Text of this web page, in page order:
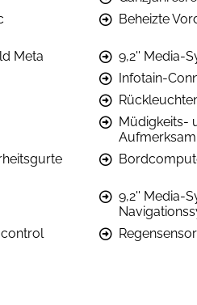
Beheizte
Meta
9,2'' Media-
Infotain-
Müdigkeits-
9,2'' Media-
Regensensor